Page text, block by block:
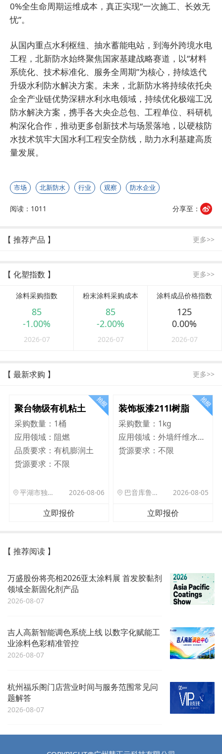
0%全生命周期运维成本，真正实现“一次施工、长效无
忧”。
从国内重点水利枢纽、抽水蓄能电站，到海外跨境水电
工程，北新防水始终聚焦国家基建战略赛道，以“材料
系统化、技术标准化、服务全周期”为核心，持续迭代
升级水利防水解决方案。未来，北新防水将持续依托央
企全产业链优势深耕水利水电领域，持续优化极端工况
防水解决方案，携手各大央企总包、工程单位、科研机
构深化合作，推动更多创新技术与场景落地，以硬核防
水技术筑牢大国水利工程安全防线，助力水利基建高质
量发展。
市场 北新防水 行业 观察 防水企业
阅读：1011 分享至：
【 推荐产品 】 更多>>
【 化塑指数 】 更多>>
涂料采购指数
85
-1.00%
2026-07
粉末涂料采购成本
85
-2.00%
2026-07
涂料成品价格指数
125
0.00%
2026-07
【 最新求购 】 更多>>
聚台物级有机粘土
采购数量： 1桶
应用领域： 阻燃
品质要求： 有机膨润土
货源要求： 不限
平湖市独山港镇集港路 589 号 2026-08-06
立即报价
装饰板漆211l树脂
采购数量： 1kg
应用领域：
外墙纤维水泥板
货源要求：不限
巴音库鲁提镇,托帕口岸六号库房 2026-08-05
立即报价
【 推荐阅读 】
万盛股份将亮相2026亚太涂料展 首发胶黏剂
领域全新固化剂产品
2026-08-07
吉人高新智能调色系统上线 以数字化赋能工
业涂料色彩精准管控
2026-08-07
杭州福乐阁门店营业时间与服务范围常见问
题解答
2026-08-07